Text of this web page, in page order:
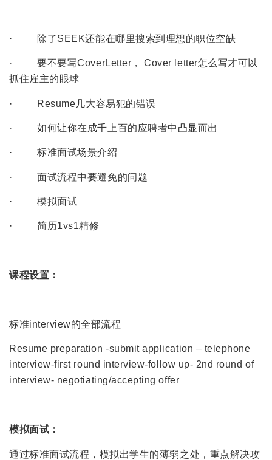
· 除了SEEK还能在哪里搜索到理想的职位空缺
· 要不要写CoverLetter， Cover letter怎么写才可以
抓住雇主的眼球
· Resume几大容易犯的错误
· 如何让你在成千上百的应聘者中凸显而出
· 标准面试场景介绍
· 面试流程中要避免的问题
· 模拟面试
· 简历1vs1精修
课程设置：
标准interview的全部流程
Resume preparation -submit application – telephone
interview-first round interview-follow up- 2nd round of
interview- negotiating/accepting offer
模拟面试：
通过标准面试流程，模拟出学生的薄弱之处，重点解决攻